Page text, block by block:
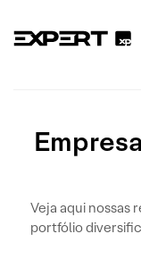
Veja aqui nossas
portfólio